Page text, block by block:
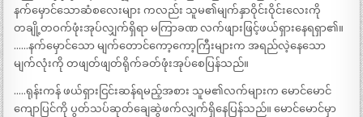
နက်မှောင်သောဆံစလေးများ ကလည်း သူမ၏မျက်နှာဝိုင်းဝိုင်းလေးကို
တချို့တဝက်ဖုံးအုပ်လျှက်ရှိရာ မကြာခဏ လက်ဖျားဖြင့်ဖယ်ရှားနေရရှာ၏။
……နက်မှောင်သော မျက်တောင်ကော့ကော့ကြီးများက အရည်လဲ့နေသော
မျက်လုံးကို တဖျတ်ဖျတ်ရိုက်ခတ်ဖုံးအုပ်စေပြန်သည်။
…..ရုန်းကန် ဖယ်ရှားငြင်းဆန်ရမည့်အစား သူမ၏လက်များက မောင်မောင်
ကျောပြင်ကို ပွတ်သပ်ဆုတ်ချေဆွဲဖက်လျှက်ရှိနေပြန်သည်။ မောင်မောင်မှာ